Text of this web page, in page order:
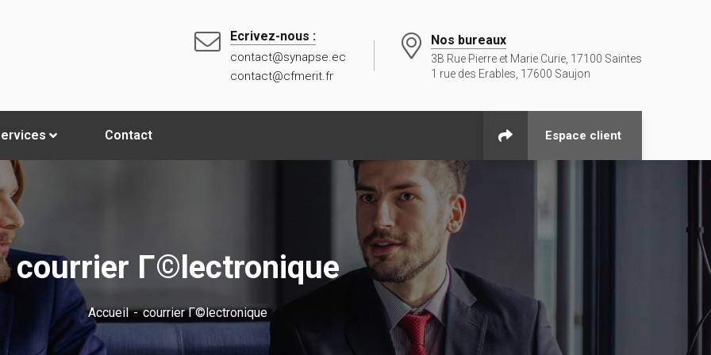
Ecrivez-nous :
contact@synapse.ec
contact@cfmerit.fr
Nos bureaux
3B Rue Pierre et Marie Curie, 17100 Saintes
1 rue des Erables, 17600 Saujon
Contact Espace client
courrier Г©lectronique
Accueil courrier Г©lectronique